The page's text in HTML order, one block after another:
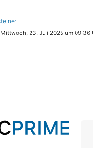
Mittwoch, 23. Juli 2025 um 09:36